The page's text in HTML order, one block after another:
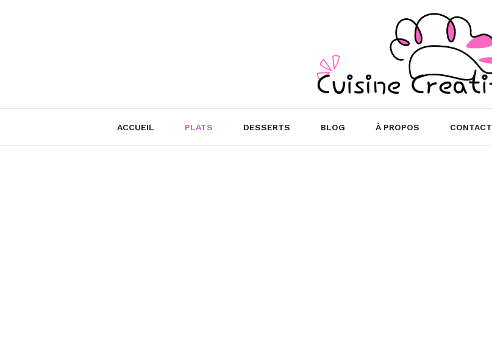
ACCUEIL PLATS DESSERTS BLOG À PROPOS CONTACT